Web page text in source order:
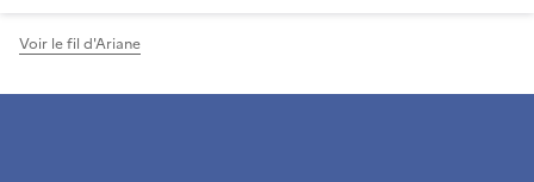
Voir le fil d'Ariane